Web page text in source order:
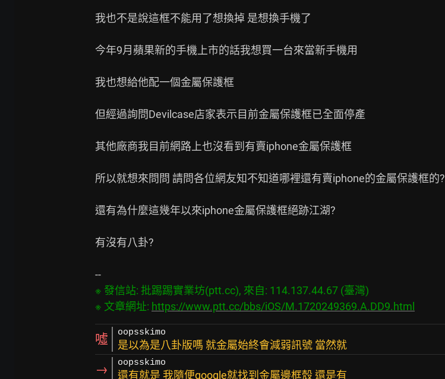
我也不是說這框不能用了想換掉 是想換手機了
今年9月蘋果新的手機上市的話我想買一台來當新手機用
我也想給他配一個金屬保護框
但經過詢問Devilcase店家表示目前金屬保護框已全面停產
其他廠商我目前網路上也沒看到有賣iphone金屬保護框
所以就想來問問 請問各位網友知不知道哪裡還有賣iphone的金屬保護框的?
還有為什麼這幾年以來iphone金屬保護框絕跡江湖?
有沒有八卦?
※ 發信站: 批踢踢實業坊(ptt.cc), 來自: 114.137.44.67 (臺灣)
※ 文章網址: https://www.ptt.cc/bbs/iOS/M.1720249369.A.DD9.html
噓 oopsskimo
是以為是八卦版嗎 就金屬始終會減弱訊號 當然就
→ oopsskimo
還有就是 我隨便google就找到金屬邊框殼 還是有